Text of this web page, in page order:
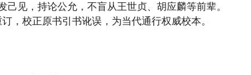
己见，持论公允，不盲从王世贞、胡应麟等前辈。
，校正原书引书讹误，为当代通行权威校本。